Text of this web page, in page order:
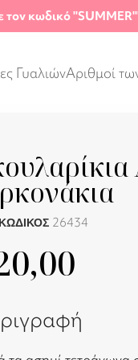
τον κωδικό "SUMMER"
ΓυαλιώνΑριθμοί
ΚΩΔΙΚΟΣ 26434